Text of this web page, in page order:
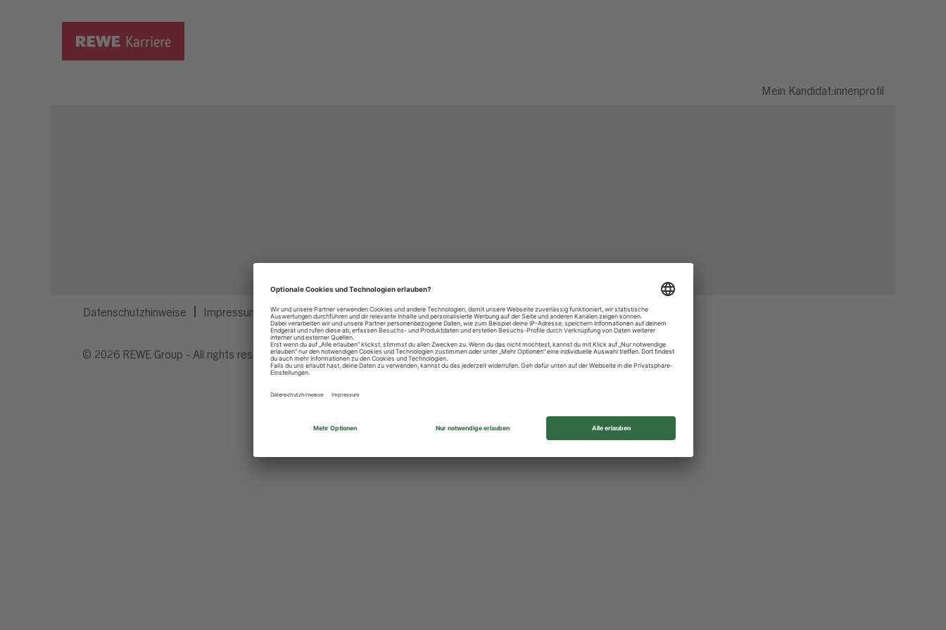
Mein Kandidat:innenprofil
Datenschutzhinweise Impressum Privatsphäre-Einstellungen
© 2026 REWE Group - All rights reserved